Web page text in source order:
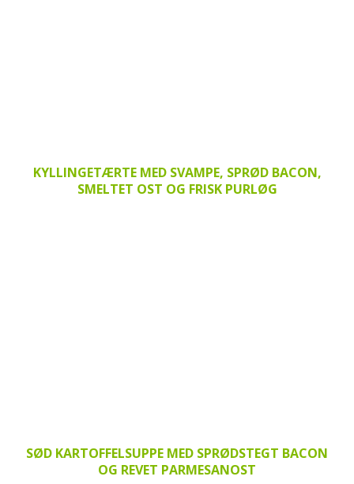
KYLLINGETÆRTE MED SVAMPE, SPRØD BACON,
SMELTET OST OG FRISK PURLØG
SØD KARTOFFELSUPPE MED SPRØDSTEGT BACON
OG REVET PARMESANOST